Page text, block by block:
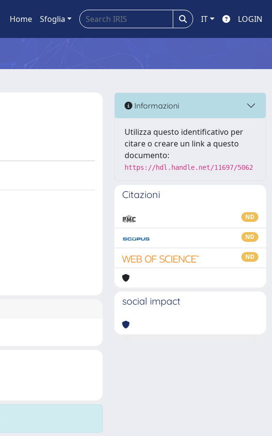
Home Sfoglia IT LOGIN
Informazioni
Utilizza questo identificativo per
citare o creare un link a questo
documento:
https://hdl.handle.net/11697/5062
Citazioni
ND
ND
ND
social impact